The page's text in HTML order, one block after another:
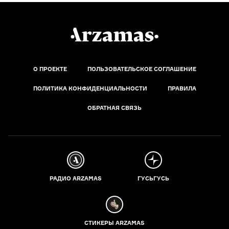
О ПРОЕКТЕ ПОЛЬЗОВАТЕЛЬСКОЕ СОГЛАШЕНИЕ
ПОЛИТИКА КОНФИДЕНЦИАЛЬНОСТИ ПРАВИЛА
ОБРАТНАЯ СВЯЗЬ
РАДИО ARZAMAS ГУСЬГУСЬ
СТИКЕРЫ ARZAMAS